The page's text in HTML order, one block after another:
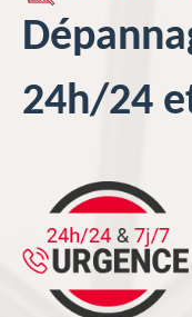
24h/24